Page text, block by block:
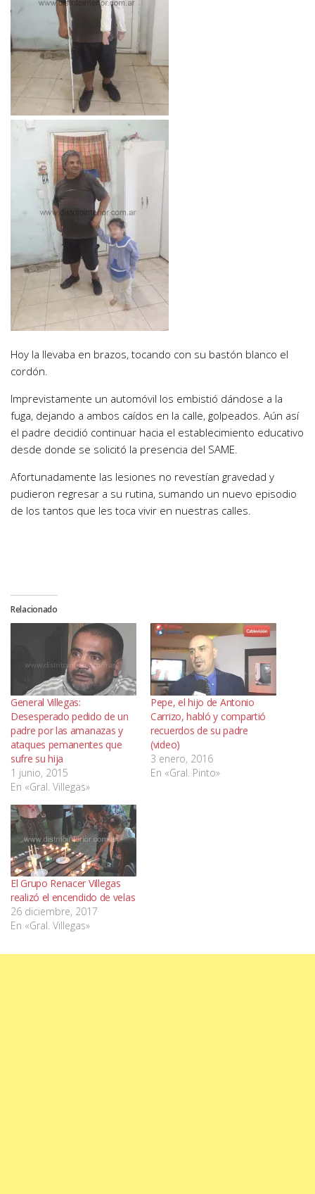
Hoy la llevaba en brazos, tocando con su bastón blanco el
cordón.
Imprevistamente un automóvil los embistió dándose a la
fuga, dejando a ambos caídos en la calle, golpeados. Aún así
el padre decidió continuar hacia el establecimiento educativo
desde donde se solicitó la presencia del SAME.
Afortunadamente las lesiones no revestían gravedad y
pudieron regresar a su rutina, sumando un nuevo episodio
de los tantos que les toca vivir en nuestras calles.
Relacionado
General Villegas:
Desesperado pedido de un
padre por las amanazas y
ataques pemanentes que
sufre su hija
1 junio, 2015
En «Gral. Villegas»
Pepe, el hijo de Antonio
Carrizo, habló y compartió
recuerdos de su padre
(video)
3 enero, 2016
En «Gral. Pinto»
El Grupo Renacer Villegas
realizó el encendido de velas
26 diciembre, 2017
En «Gral. Villegas»